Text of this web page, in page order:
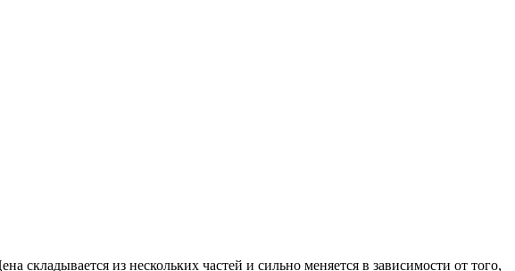
складывается из нескольких частей и сильно меняется в зависимости от того,